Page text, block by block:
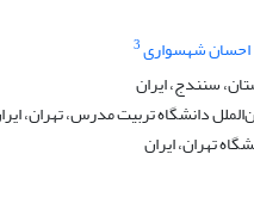
احسان شهسواری3
سنندج، ایران
دانشگاه تربیت مدرس، تهران،
تهران، ایران